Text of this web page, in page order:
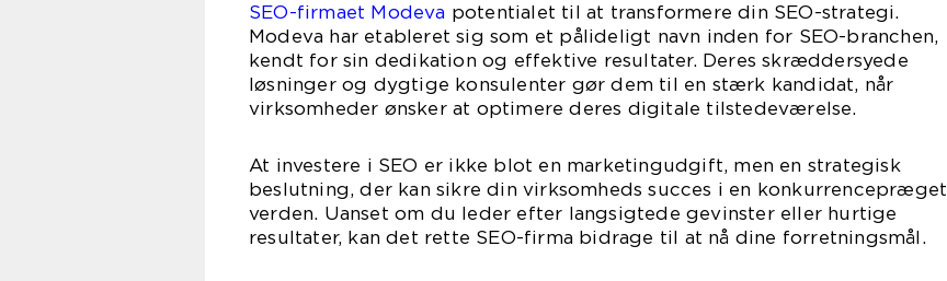
SEO-firmaet Modeva potentialet til at transformere din SEO-strategi.
Modeva har etableret sig som et pålideligt navn inden for SEO-branchen,
kendt for sin dedikation og effektive resultater. Deres skræddersyede
løsninger og dygtige konsulenter gør dem til en stærk kandidat, når
virksomheder ønsker at optimere deres digitale tilstedeværelse.
At investere i SEO er ikke blot en marketingudgift, men en strategisk
beslutning, der kan sikre din virksomheds succes i en konkurrencepræget
verden. Uanset om du leder efter langsigtede gevinster eller hurtige
resultater, kan det rette SEO-firma bidrage til at nå dine forretningsmål.